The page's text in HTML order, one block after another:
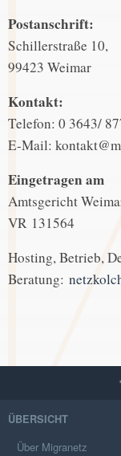
Postanschrift:
Schillerstraße 10,
99423 Weimar
Kontakt:
Telefon: 0 3643/
E-Mail:
Eingetragen am
Amtsgericht
VR 131564
Hosting, Betrieb,
Beratung:
ÜBERSICHT
Über Migranetz